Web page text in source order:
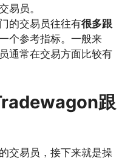
易员。
的交易员往往有很多跟
个参考指标。一般来
通常在交易方面比较有
跟
交易员，接下来就是操